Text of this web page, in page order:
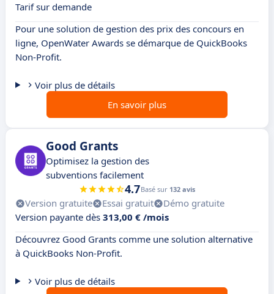
Tarif sur demande
Pour une solution de gestion des prix des concours en
ligne, OpenWater Awards se démarque de QuickBooks
Non-Profit.
Voir plus de détails
En savoir plus
Good Grants
Optimisez la gestion des
subventions facilement
4.7Basé sur 132 avis
Version gratuite Essai gratuit
Démo gratuite
Version payante dès 313,00 € /mois
Découvrez Good Grants comme une solution alternative
à QuickBooks Non-Profit.
Voir plus de détails